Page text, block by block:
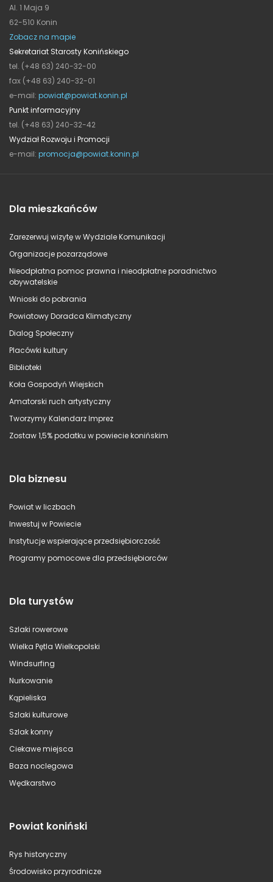
Al. 1 Maja 9
62-510 Konin
Zobacz na mapie
Sekretariat Starosty Konińskiego
tel. (+48 63) 240-32-00
fax (+48 63) 240-32-01
e-mail: powiat@powiat.konin.pl
Punkt informacyjny
tel. (+48 63) 240-32-42
Wydział Rozwoju i Promocji
e-mail: promocja@powiat.konin.pl
Dla mieszkańców
Zarezerwuj wizytę w Wydziale Komunikacji
Organizacje pozarządowe
Nieodpłatna pomoc prawna i nieodpłatne poradnictwo
obywatelskie
Wnioski do pobrania
Powiatowy Doradca Klimatyczny
Dialog Społeczny
Placówki kultury
Biblioteki
Koła Gospodyń Wiejskich
Amatorski ruch artystyczny
Tworzymy Kalendarz Imprez
Zostaw 1,5% podatku w powiecie konińskim
Dla biznesu
Powiat w liczbach
Inwestuj w Powiecie
Instytucje wspierające przedsiębiorczość
Programy pomocowe dla przedsiębiorców
Dla turystów
Szlaki rowerowe
Wielka Pętla Wielkopolski
Windsurfing
Nurkowanie
Kąpieliska
Szlaki kulturowe
Szlak konny
Ciekawe miejsca
Baza noclegowa
Wędkarstwo
Powiat koniński
Rys historyczny
Środowisko przyrodnicze